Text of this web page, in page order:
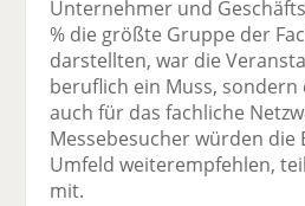
Unternehmer und
% die größte Gruppe der
darstellten, war die
beruflich ein Muss,
auch für das fachliche
Messebesucher würden die
Umfeld weiterempfehlen,
mit.